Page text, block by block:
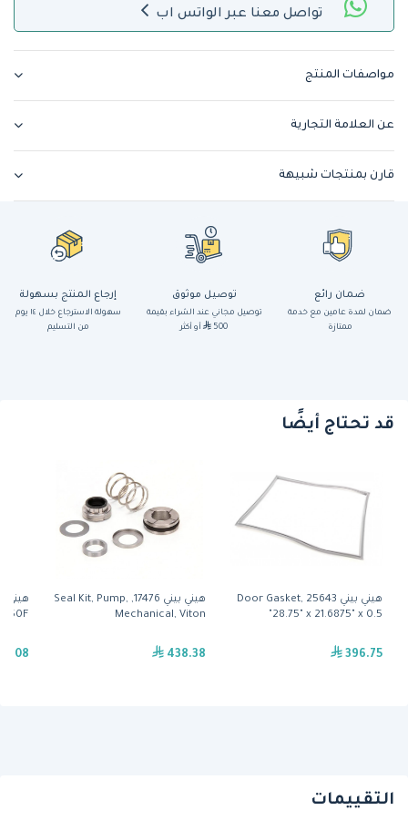
تواصل معنا عبر الواتس اب
مواصفات المنتج
عن العلامة التجارية
قارن بمنتجات شبيهة
ضمان رائع
ضمان لمدة عامين مع خدمة
ممتازة
توصيل موثوق
توصيل مجاني عند الشراء بقيمة
500
أو أكثر
إرجاع المنتج بسهولة
سهولة الاسترجاع خلال ١٤ يوم
من التسليم
قد تحتاج أيضًا
هيني بيني 25643 Door Gasket,
28.75" x 21.6875" x 0.5"
396.75
هيني بيني 17476, Seal Kit, Pump,
Mechanical, Viton
438.38
التقييمات